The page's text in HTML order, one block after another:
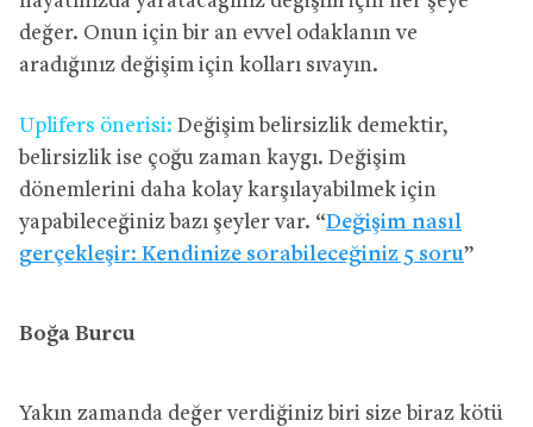
değer. Onun için bir an evvel odaklanın ve
aradığınız değişim için kolları sıvayın.
Uplifers önerisi: Değişim belirsizlik demektir,
belirsizlik ise çoğu zaman kaygı. Değişim
dönemlerini daha kolay karşılayabilmek için
yapabileceğiniz bazı şeyler var. “Değişim nasıl
gerçekleşir: Kendinize sorabileceğiniz 5 soru”
Boğa Burcu
Yakın zamanda değer verdiğiniz biri size biraz kötü